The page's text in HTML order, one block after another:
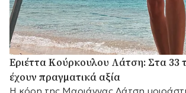
Εριέττα Κούρκουλου Λάτση: Στα 33
έχουν πραγματικά αξία
Η κόρη της Μαριάννας Λάτση